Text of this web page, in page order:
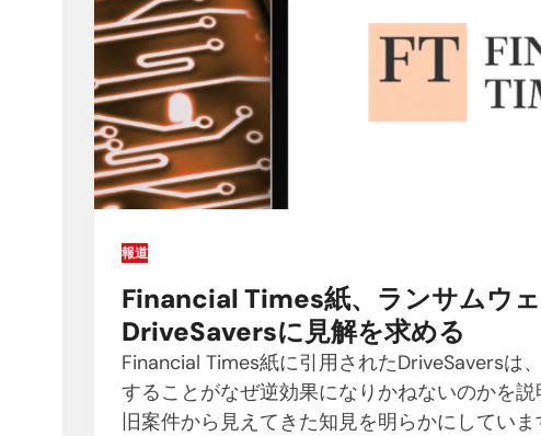
報道
Financial Times紙、ランサムウ
DriveSaversに見解を求める
Financial Times紙に引用されたDriveSaversは
することがなぜ逆効果になりかねないのかを
旧案件から見えてきた知見を明らかにしていま